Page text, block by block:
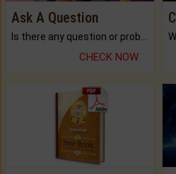
Ask A Question
Is there any question or problem lingering.
CHECK NOW